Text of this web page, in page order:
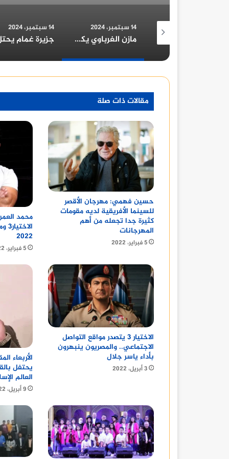
14 سبتمبر، 2024 13 يونيو، 2024
مقالات ذات صلة
حسين فهمي: مهرجان الأقصر
للسينما الأفريقية لديه مقومات
كثيرة جدا تجعله من أهم
المهرجانات
5 فبراير، 2022
محمد
2022
5 فبراير، 2022
الاختيار 3 يتصدر مواقع التواصل
الاجتماعي.. والمصريون ينبهرون
بأداء ياسر جلال
3 أبريل، 2022
الأربعاء
يحتفل
العالم
9 أبريل، 2022